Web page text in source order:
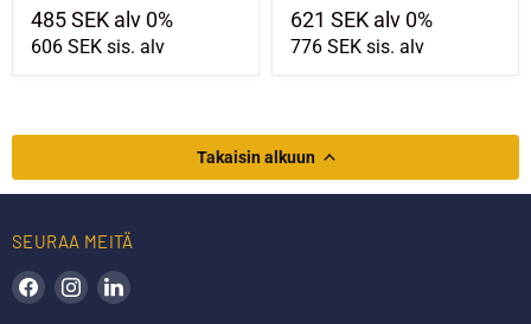
485 SEK alv 0%
606 SEK sis. alv
621 SEK alv 0%
776 SEK sis. alv
Takaisin alkuun
SEURAA MEITÄ
Löydä meidät Facebookista
Löydä meidät Instagramista